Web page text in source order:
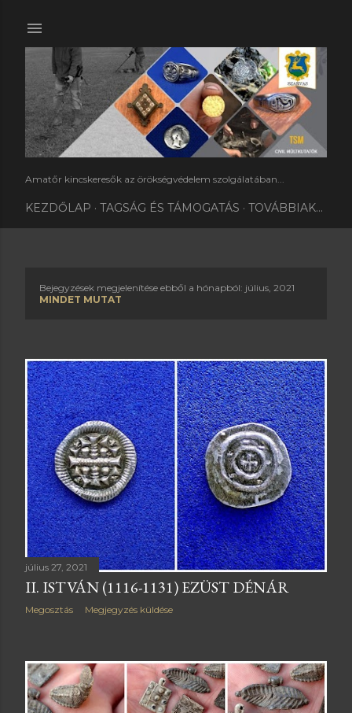
Amatőr kincskeresők az örökségvédelem szolgálatában...
KEZDŐLAP TAGSÁG ÉS TÁMOGATÁS TOVÁBBIAK…
j
e
g
y
z
é
s
e
k
Bejegyzések megjelenítése ebből a hónapból: július, 2021
MINDET MUTAT
július 27, 2021
II. ISTVÁN (1116-1131) EZÜST DÉNÁR
Megosztás Megjegyzés küldése